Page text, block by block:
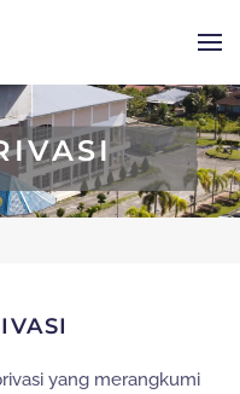
yang merangkumi